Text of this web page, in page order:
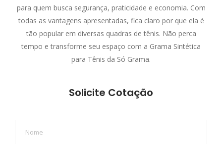
para quem busca segurança, praticidade e economia. Com
todas as vantagens apresentadas, fica claro por que ela é
tão popular em diversas quadras de tênis. Não perca
tempo e transforme seu espaço com a Grama Sintética
para Tênis da Só Grama.
Solicite Cotação